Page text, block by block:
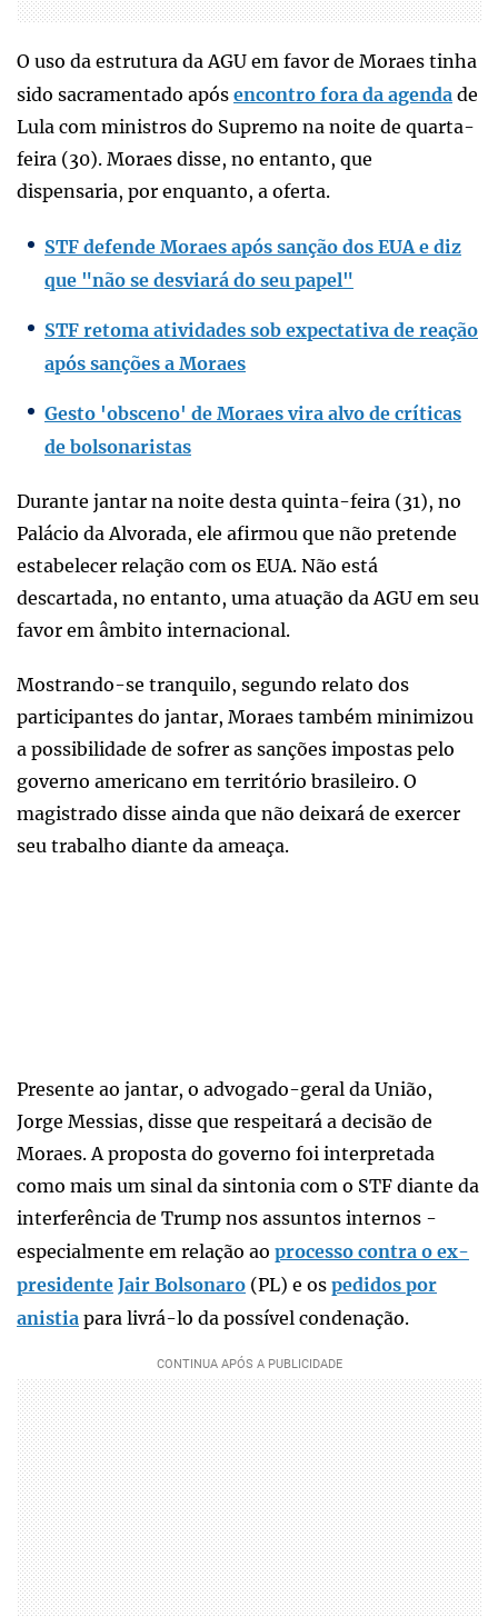
O uso da estrutura da AGU em favor de Moraes tinha
sido sacramentado após encontro fora da agenda de
Lula com ministros do Supremo na noite de quarta-
feira (30). Moraes disse, no entanto, que
dispensaria, por enquanto, a oferta.
STF defende Moraes após sanção dos EUA e diz
que "não se desviará do seu papel"
STF retoma atividades sob expectativa de reação
após sanções a Moraes
Gesto 'obsceno' de Moraes vira alvo de críticas
de bolsonaristas
Durante jantar na noite desta quinta-feira (31), no
Palácio da Alvorada, ele afirmou que não pretende
estabelecer relação com os EUA. Não está
descartada, no entanto, uma atuação da AGU em seu
favor em âmbito internacional.
Mostrando-se tranquilo, segundo relato dos
participantes do jantar, Moraes também minimizou
a possibilidade de sofrer as sanções impostas pelo
governo americano em território brasileiro. O
magistrado disse ainda que não deixará de exercer
seu trabalho diante da ameaça.
Presente ao jantar, o advogado-geral da União,
Jorge Messias, disse que respeitará a decisão de
Moraes. A proposta do governo foi interpretada
como mais um sinal da sintonia com o STF diante da
interferência de Trump nos assuntos internos -
especialmente em relação ao processo contra o ex-
presidente Jair Bolsonaro (PL) e os pedidos por
anistia para livrá-lo da possível condenação.